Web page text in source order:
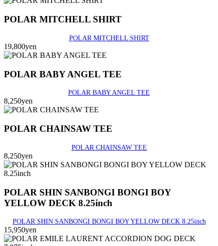
POLAR MITCHELL SHIRT
POLAR MITCHELL SHIRT
19,800yen
POLAR BABY ANGEL TEE
POLAR BABY ANGEL TEE
8,250yen
POLAR CHAINSAW TEE
POLAR CHAINSAW TEE
8,250yen
POLAR SHIN SANBONGI BONGI BOY
YELLOW DECK 8.25inch
POLAR SHIN SANBONGI BONGI BOY YELLOW DECK 8.25inch
15,950yen